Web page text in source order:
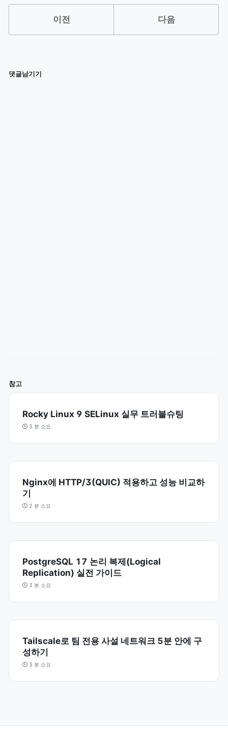
이전 다음
댓글남기기
참고
Rocky Linux 9 SELinux 실무 트러블슈팅
3 분 소요
Nginx에 HTTP/3(QUIC) 적용하고 성능 비교하
기
2 분 소요
PostgreSQL 17 논리 복제(Logical
Replication) 실전 가이드
3 분 소요
Tailscale로 팀 전용 사설 네트워크 5분 안에 구
성하기
3 분 소요